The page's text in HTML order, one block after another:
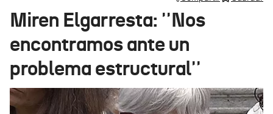
Ikusmiran
Eguraldia
Miren Elgarresta: ''Nos
encontramos ante un
problema estructural''